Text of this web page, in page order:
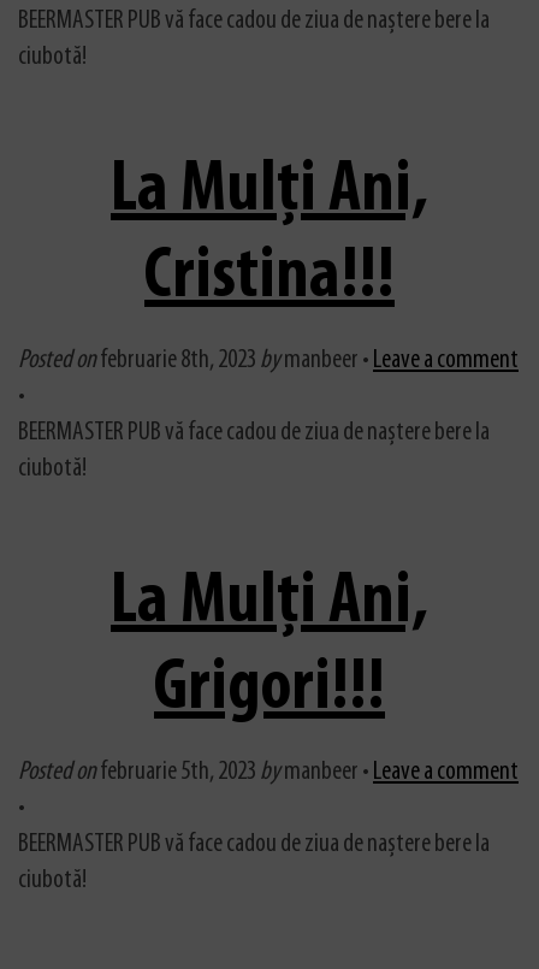
BEERMASTER PUB vă face cadou de ziua de naștere bere la
ciubotă!
La Mulți Ani,
Cristina!!!
Posted onfebruarie 8th, 2023 bymanbeer • Leave a comment
•
BEERMASTER PUB vă face cadou de ziua de naștere bere la
ciubotă!
La Mulți Ani,
Grigori!!!
Posted onfebruarie 5th, 2023 bymanbeer • Leave a comment
•
BEERMASTER PUB vă face cadou de ziua de naștere bere la
ciubotă!